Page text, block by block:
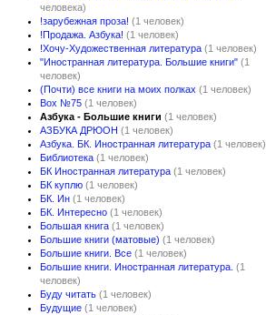
человека)
!зарубежная проза! (1 человек)
!Продажа. Азбука! (1 человек)
!Хочу-Художественная литература (1 человек)
"Иностранная литература. Большие книги" (1
человек)
(Почти) все книги на моих полках (1 человек)
Box №75 (1 человек)
Азбука - Большие книги (1 человек)
АЗБУКА ДРЮОН (1 человек)
Азбука. БК. Иностранная литература (1 человек)
Библиотека (1 человек)
БК Иностранная литература (1 человек)
БК куплю (1 человек)
БК. Ин (1 человек)
БК. Интересно (1 человек)
Большая книга (1 человек)
Большие книги (матовые) (1 человек)
Большие книги. Все (1 человек)
Большие книги. Иностранная литература. (1
человек)
Буду читать (1 человек)
Будущие (1 человек)